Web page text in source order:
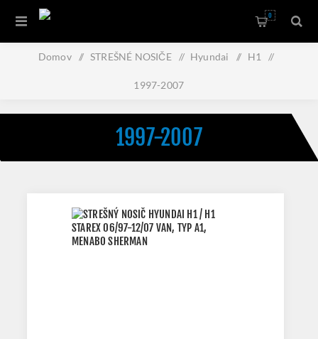
0
Domov / STREŠNÉ NOSIČE / Hyundai / H1 /
1997-2007
1997-2007